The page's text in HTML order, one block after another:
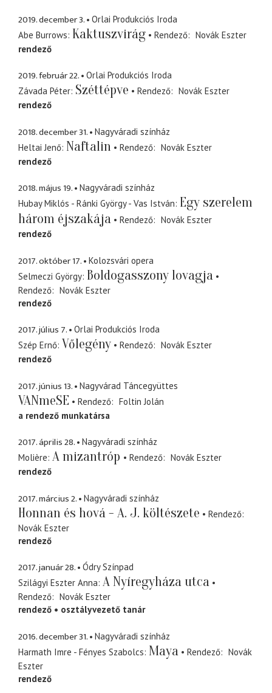
2019. december 3.
Orlai Produkciós Iroda
Abe Burrows Kaktuszvirág Rendező
Novák Eszter
rendező
2019. február 22.
Orlai Produkciós Iroda
Závada Péter Széttépve Rendező
Novák Eszter
rendező
2018. december 31.
Nagyváradi színház
Heltai Jenő Naftalin Rendező
Novák Eszter
rendező
2018. május 19.
Nagyváradi színház
Hubay Miklós - Ránki György - Vas István Egy szerelem
három éjszakája
Rendező
Novák Eszter
rendező
2017. október 17.
Kolozsvári opera
Selmeczi György Boldogasszony lovagja
Rendező
Novák Eszter
rendező
2017. július 7.
Orlai Produkciós Iroda
Szép Ernő Vőlegény Rendező
Novák Eszter
rendező
2017. június 13. Nagyvárad Táncegyüttes
VANmeSE Rendező
Foltin Jolán
a rendező munkatársa
2017. április 28.
Nagyváradi színház
Molière A mizantróp Rendező
Novák Eszter
rendező
2017. március 2. Nagyváradi színház
Honnan és hová - A. J. költészete
Rendező
Novák Eszter
rendező
2017. január 28.
Ódry Színpad
Szilágyi Eszter Anna A Nyíregyháza utca
Rendező
Novák Eszter
rendező
osztályvezető tanár
2016. december 31.
Nagyváradi színház
Harmath Imre - Fényes Szabolcs Maya Rendező
Novák
Eszter
rendező